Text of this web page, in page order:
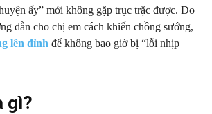
ấy” mới không gặp trục trặc được. Do
dẫn cho chị em cách khiến chồng sướng,
lên đỉnh để không bao giờ bị “lỗi nhịp
gì?